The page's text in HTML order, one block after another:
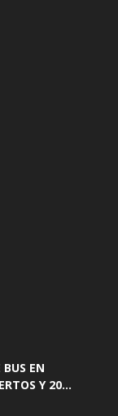
EN
Y 20...